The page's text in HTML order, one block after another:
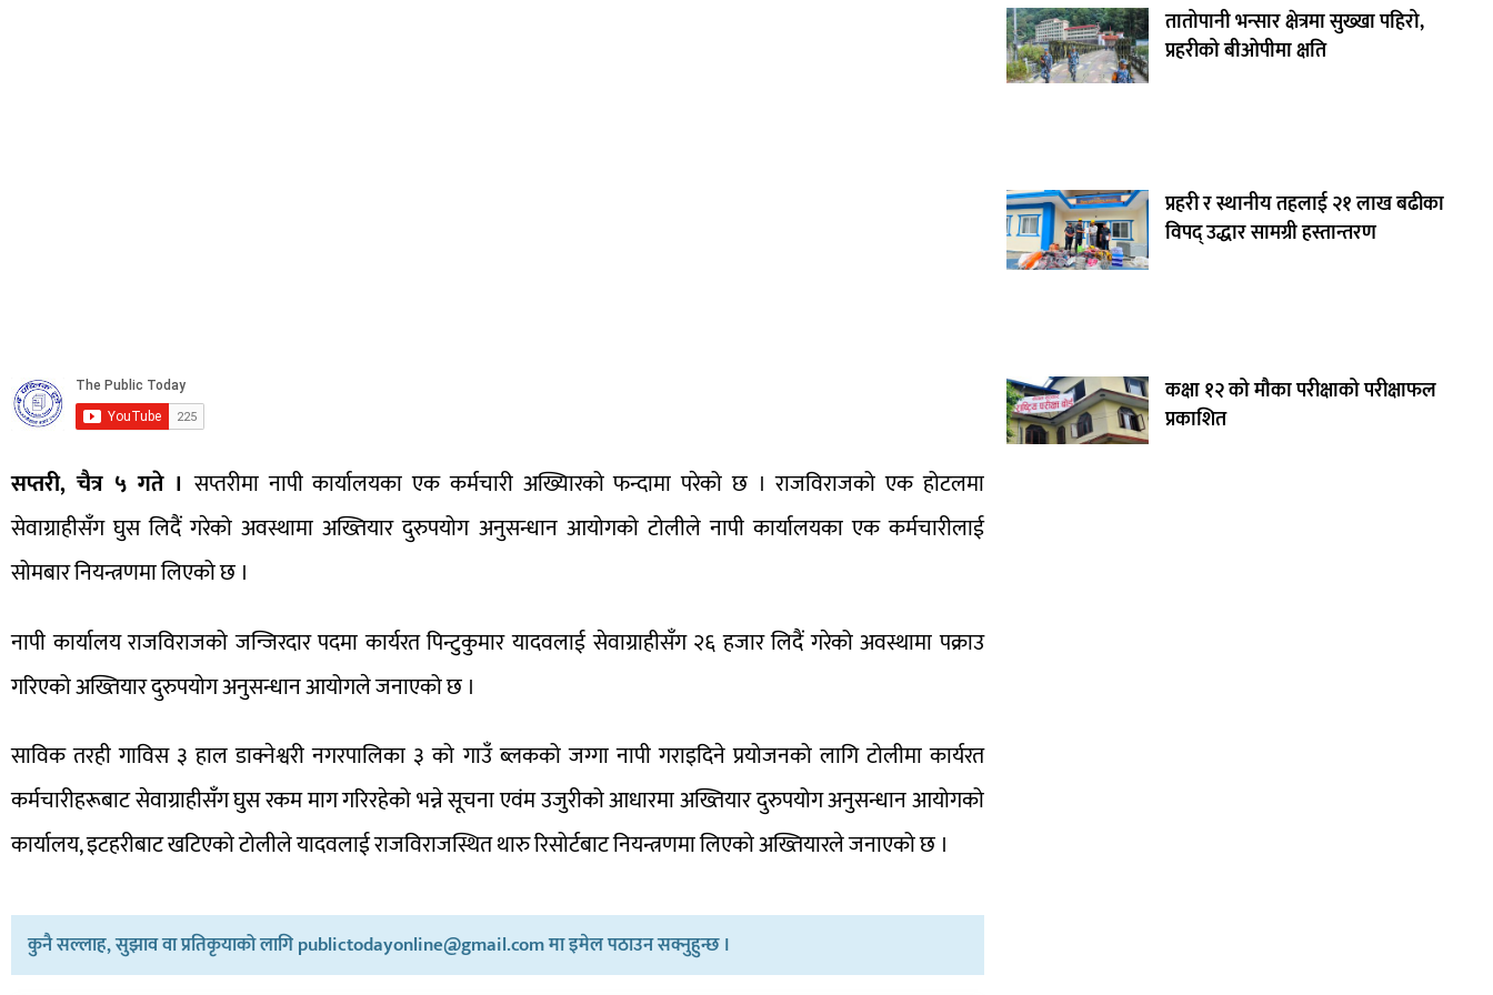
सप्तरी, चैत्र ५ गते ।सप्तरीमा नापी कार्यालयका एक कर्मचारी अख्यिारको फन्दामा परेको छ । राजविराजको एक होटलमा
सेवाग्राहीसँग घुस लिदैं गरेको अवस्थामा अख्तियार दुरुपयोग अनुसन्धान आयोगको टोलीले नापी कार्यालयका एक कर्मचारीलाई
सोमबार नियन्त्रणमा लिएको छ ।
नापी कार्यालय राजविराजको जन्जिरदार पदमा कार्यरत पिन्टुकुमार यादवलाई सेवाग्राहीसँग २६ हजार लिदैं गरेको अवस्थामा पक्राउ
गरिएको अख्तियार दुरुपयोग अनुसन्धान आयोगले जनाएको छ ।
साविक तरही गाविस ३ हाल डाक्नेश्वरी नगरपालिका ३ को गाउँ ब्लकको जग्गा नापी गराइदिने प्रयोजनको लागि टोलीमा कार्यरत
कर्मचारीहरूबाट सेवाग्राहीसँग घुस रकम माग गरिरहेको भन्ने सूचना एवंम उजुरीको आधारमा अख्तियार दुरुपयोग अनुसन्धान आयोगको
कार्यालय, इटहरीबाट खटिएको टोलीले यादवलाई राजविराजस्थित थारु रिसोर्टबाट नियन्त्रणमा लिएको अख्तियारले जनाएको छ ।
कुनै सल्लाह, सुझाव वा प्रतिकृयाको लागि publictodayonline@gmail.com मा इमेल पठाउन सक्नुहुन्छ ।
तातोपानी भन्सार क्षेत्रमा सुख्खा पहिरो,
प्रहरीको बीओपीमा क्षति
प्रहरी र स्थानीय तहलाई २१ लाख बढीका
विपद् उद्धार सामग्री हस्तान्तरण
कक्षा १२ को मौका परीक्षाको परीक्षाफल
प्रकाशित